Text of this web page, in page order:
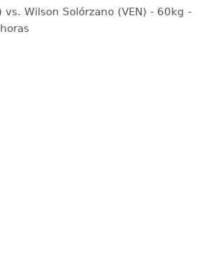
vs. Wilson Solórzano (VEN) - 60kg -